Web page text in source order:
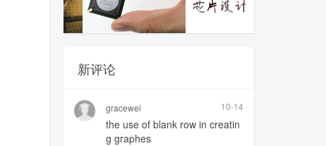
新评论
gracewei 10-14
the use of blank row in creatin
g graphes